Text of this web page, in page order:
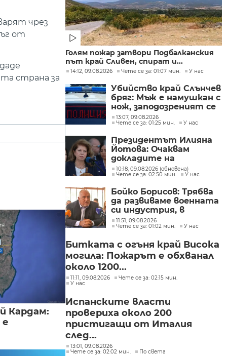
чрез
от
страна за
Кардам:
е
Голям пожар затвори Подбалканския
път край Сливен, спират и...
14:12, 09.08.2026 Чете се за: 01:07 мин. У нас
Убийство край Слънчев
бряг: Мъж е намушкан с
нож, заподозреният се
опитал да избяга
13:07, 09.08.2026
Чете се за: 01:25 мин.
У нас
Президентът Илияна
Йотова: Очаквам
докладите на
службите какъв е
дронът и каква е била
неговата роля
10:18, 09.08.2026 (обновена)
Чете се за: 02:50 мин.
У нас
Бойко Борисов: Трябва
да развиваме военната
си индустрия, в
момента това не се
прави
11:51, 09.08.2026
Чете се за: 01:02 мин.
У нас
Битката с огъня край Висока
могила: Пожарът е обхванал
около 1200...
11:11, 09.08.2026
Чете се за: 02:15 мин.
У нас
Испанските власти
провериха около 200
пристигащи от Италия
след...
13:01, 09.08.2026
Чете се за: 02:02 мин.
По света